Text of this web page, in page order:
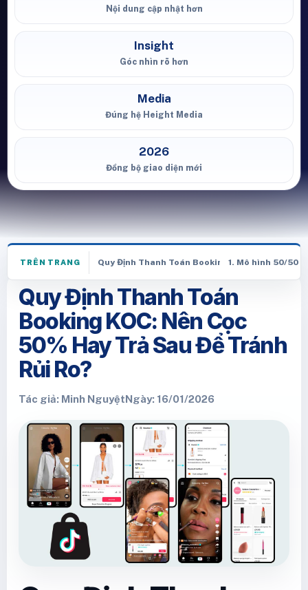
Nội dung cập nhật hơn
Insight
Góc nhìn rõ hơn
Media
Đúng hệ Height Media
2026
Đồng bộ giao diện mới
TRÊN TRANG Quy Định Thanh Toán Booking KOC: Nên Cọc
1. Mô hình 50/50
Quy Định Thanh Toán
Booking KOC: Nên Cọc
50% Hay Trả Sau Để Tránh
Rủi Ro?
Tác giả: Minh NguyệtNgày: 16/01/2026